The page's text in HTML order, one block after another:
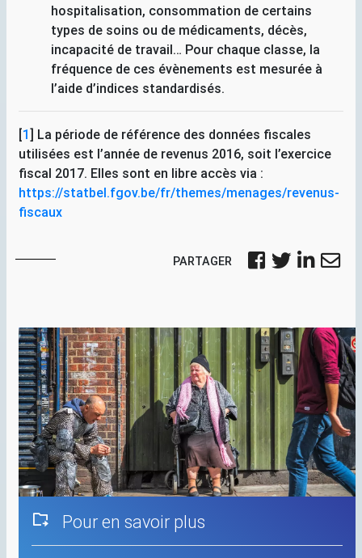
hospitalisation, consommation de certains
types de soins ou de médicaments, décès,
incapacité de travail… Pour chaque classe, la
fréquence de ces évènements est mesurée à
l’aide d’indices standardisés.
[1] La période de référence des données fiscales
utilisées est l’année de revenus 2016, soit l’exercice
fiscal 2017. Elles sont en libre accès via :
https://statbel.fgov.be/fr/themes/menages/revenus-
fiscaux
PARTAGER
Pour en savoir plus